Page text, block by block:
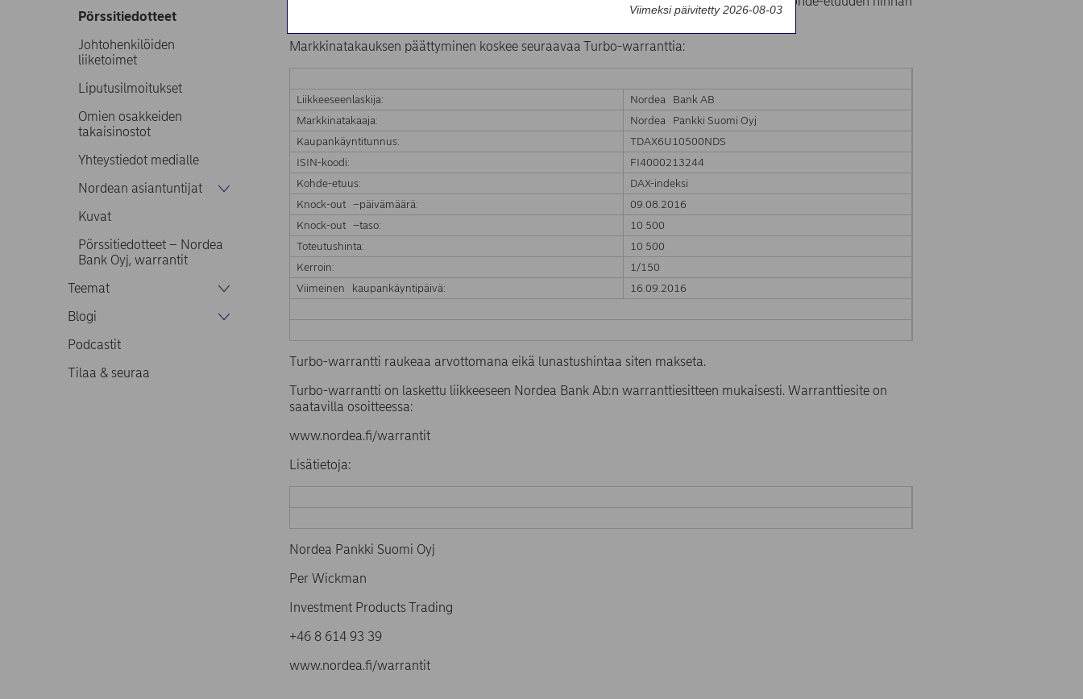
Pörssitiedotteet
Johtohenkilöiden
liiketoimet
Liputusilmoitukset
Omien osakkeiden
takaisinostot
Yhteystiedot medialle
Nordean asiantuntijat
Kuvat
Pörssitiedotteet – Nordea
Bank Oyj, warrantit
Teemat
Blogi
Podcastit
Tilaa & seuraa
saavutettua Turbo-warrantin knock-out tason. Markkinatakaus päättyy välittömästi.
Markkinatakauksen päättyminen koskee seuraavaa Turbo-warranttia:
Liikkeeseenlaskija:
Nordea Bank AB
Markkinatakaaja:
Nordea Pankki Suomi Oyj
Kaupankäyntitunnus:
TDAX6U10500NDS
ISIN-koodi:
FI4000213244
Kohde-etuus:
DAX-indeksi
Knock-out –päivämäärä:
09.08.2016
Knock-out –taso:
10 500
Toteutushinta:
10 500
Kerroin:
1/150
Viimeinen kaupankäyntipäivä:
16.09.2016
Turbo-warrantti raukeaa arvottomana eikä lunastushintaa siten makseta.
Turbo-warrantti on laskettu liikkeeseen Nordea Bank Ab:n warranttiesitteen mukaisesti. Warranttiesite on
saatavilla osoitteessa:
www.nordea.fi/warrantit
Lisätietoja:
Nordea Pankki Suomi Oyj
Per Wickman
Investment Products Trading
+46 8 614 93 39
www.nordea.fi/warrantit
Viimeksi päivitetty 2026-08-03